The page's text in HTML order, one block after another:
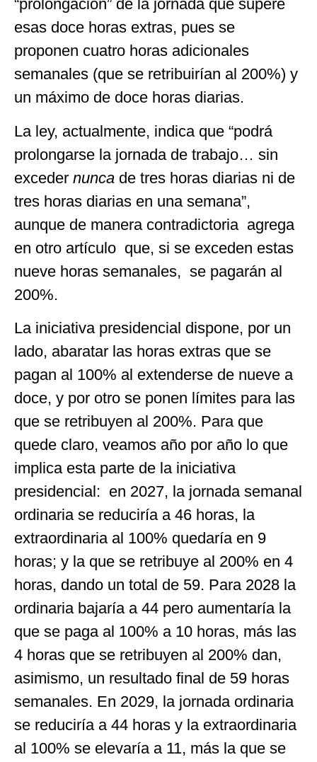
“prolongación” de la jornada que supere
esas doce horas extras, pues se
proponen cuatro horas adicionales
semanales (que se retribuirían al 200%) y
un máximo de doce horas diarias.
La ley, actualmente, indica que “podrá
prolongarse la jornada de trabajo… sin
exceder nunca de tres horas diarias ni de
tres horas diarias en una semana”,
aunque de manera contradictoria agrega
en otro artículo que, si se exceden estas
nueve horas semanales, se pagarán al
200%.
La iniciativa presidencial dispone, por un
lado, abaratar las horas extras que se
pagan al 100% al extenderse de nueve a
doce, y por otro se ponen límites para las
que se retribuyen al 200%. Para que
quede claro, veamos año por año lo que
implica esta parte de la iniciativa
presidencial: en 2027, la jornada semanal
ordinaria se reduciría a 46 horas, la
extraordinaria al 100% quedaría en 9
horas; y la que se retribuye al 200% en 4
horas, dando un total de 59. Para 2028 la
ordinaria bajaría a 44 pero aumentaría la
que se paga al 100% a 10 horas, más las
4 horas que se retribuyen al 200% dan,
asimismo, un resultado final de 59 horas
semanales. En 2029, la jornada ordinaria
se reduciría a 44 horas y la extraordinaria
al 100% se elevaría a 11, más la que se